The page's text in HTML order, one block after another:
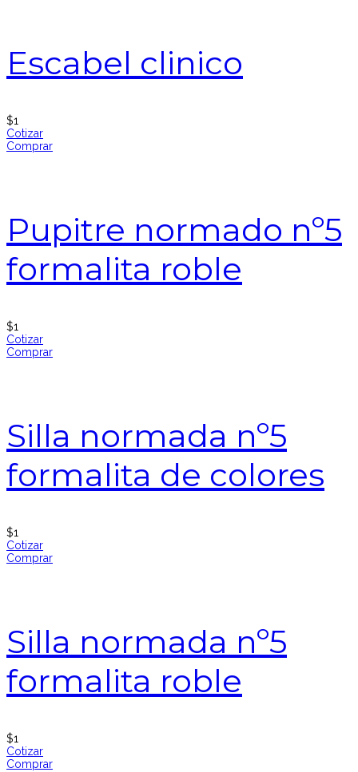
Escabel clinico
$1
Cotizar
Comprar
Pupitre normado nº5
formalita roble
$1
Cotizar
Comprar
Silla normada nº5
formalita de colores
$1
Cotizar
Comprar
Silla normada nº5
formalita roble
$1
Cotizar
Comprar